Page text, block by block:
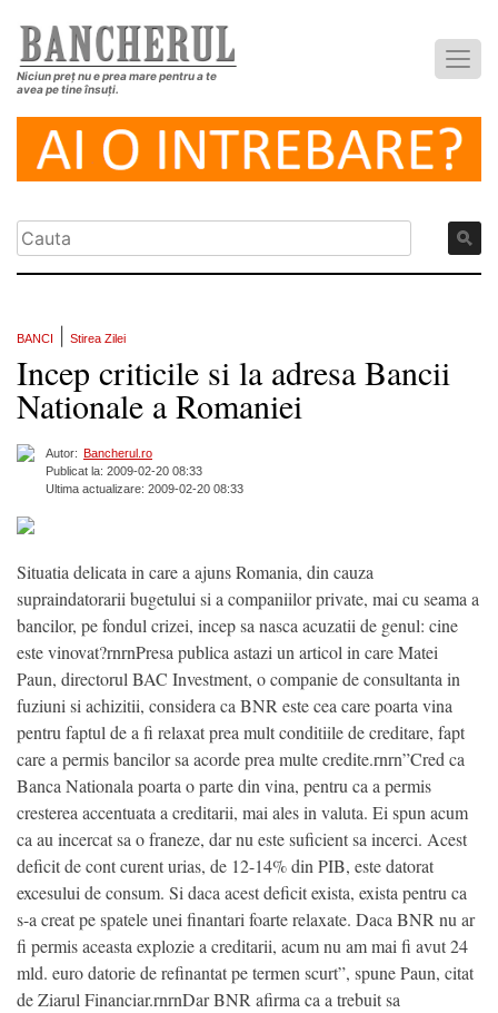
Niciun preț nu e prea mare pentru a te
avea pe tine însuți.
BANCI Stirea Zilei
Incep criticile si la adresa Bancii
Nationale a Romaniei
Autor: Bancherul.ro
Publicat la: 2009-02-20 08:33
Ultima actualizare: 2009-02-20 08:33
Situatia delicata in care a ajuns Romania, din cauza
supraindatorarii bugetului si a companiilor private, mai cu seama a
bancilor, pe fondul crizei, incep sa nasca acuzatii de genul: cine
este vinovat?rnrnPresa publica astazi un articol in care Matei
Paun, directorul BAC Investment, o companie de consultanta in
fuziuni si achizitii, considera ca BNR este cea care poarta vina
pentru faptul de a fi relaxat prea mult conditiile de creditare, fapt
care a permis bancilor sa acorde prea multe credite.rnrn”Cred ca
Banca Nationala poarta o parte din vina, pentru ca a permis
cresterea accentuata a creditarii, mai ales in valuta. Ei spun acum
ca au incercat sa o franeze, dar nu este suficient sa incerci. Acest
deficit de cont curent urias, de 12-14% din PIB, este datorat
excesului de consum. Si daca acest deficit exista, exista pentru ca
s-a creat pe spatele unei finantari foarte relaxate. Daca BNR nu ar
fi permis aceasta explozie a creditarii, acum nu am mai fi avut 24
mld. euro datorie de refinantat pe termen scurt”, spune Paun, citat
de Ziarul Financiar.rnrnDar BNR afirma ca a trebuit sa